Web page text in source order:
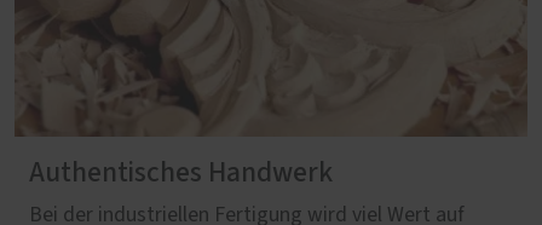
Authentisches Handwerk
Bei der industriellen Fertigung wird viel Wert auf